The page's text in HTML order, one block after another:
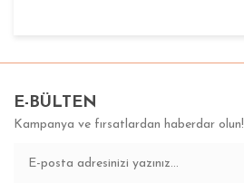
E-BÜLTEN
Kampanya ve fırsatlardan haberdar olun!